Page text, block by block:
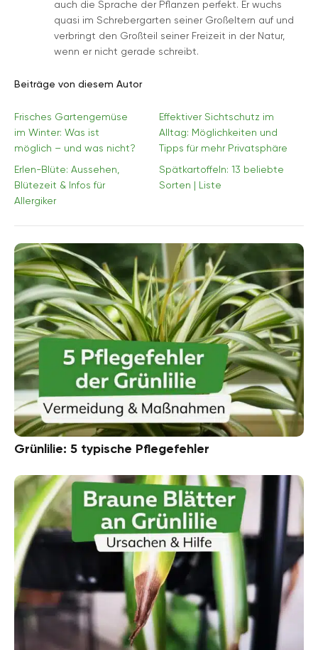
auch die Sprache der Pflanzen perfekt. Er wuchs
quasi im Schrebergarten seiner Großeltern auf und
verbringt den Großteil seiner Freizeit in der Natur,
wenn er nicht gerade schreibt.
Beiträge von diesem Autor
Frisches Gartengemüse
im Winter: Was ist
möglich – und was nicht?
Effektiver Sichtschutz im
Alltag: Möglichkeiten und
Tipps für mehr Privatsphäre
Erlen-Blüte: Aussehen,
Blütezeit & Infos für
Allergiker
Spätkartoffeln: 13 beliebte
Sorten | Liste
Grünlilie: 5 typische Pflegefehler